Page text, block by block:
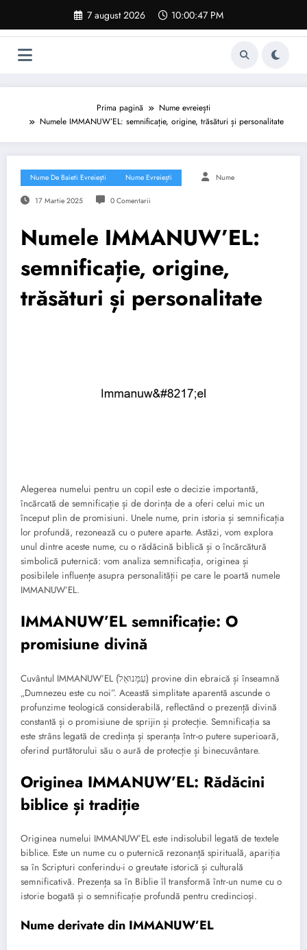
conținut
7 august 2026 10:00:48 PM
Prima pagină
Nume evreiești
Numele IMMANUW’EL: semnificație, origine, trăsături și personalitate
Nume De Baieti Evreiești Nume Evreiești Nume
17 Martie 2025 0 Comentarii
Numele IMMANUW’EL:
semnificație, origine,
trăsături și personalitate
Alegerea numelui pentru un copil este o decizie importantă,
încărcată de semnificație și de dorința de a oferi celui mic un
început plin de promisiuni. Unele nume, prin istoria și semnificația
lor profundă, rezonează cu o putere aparte. Astăzi, vom explora
unul dintre aceste nume, cu o rădăcină biblică și o încărcătură
simbolică puternică: vom analiza semnificația, originea și
posibilele influențe asupra personalității pe care le poartă numele
IMMANUW’EL.
IMMANUW’EL semnificație: O
promisiune divină
Cuvântul IMMANUW’EL (עִמָּנוּאֵל) provine din ebraică și înseamnă
„Dumnezeu este cu noi”. Această simplitate aparentă ascunde o
profunzime teologică considerabilă, reflectând o prezență divină
constantă și o promisiune de sprijin și protecție. Semnificația sa
este strâns legată de credința și speranța într-o putere superioară,
oferind purtătorului său o aură de protecție și binecuvântare.
Originea IMMANUW’EL: Rădăcini
biblice și tradiție
Originea numelui IMMANUW’EL este indisolubil legată de textele
biblice. Este un nume cu o puternică rezonanță spirituală, apariția
sa în Scripturi conferindu-i o greutate istorică și culturală
semnificativă. Prezența sa în Biblie îl transformă într-un nume cu o
istorie bogată și o semnificație profundă pentru credincioși.
Nume derivate din IMMANUW’EL